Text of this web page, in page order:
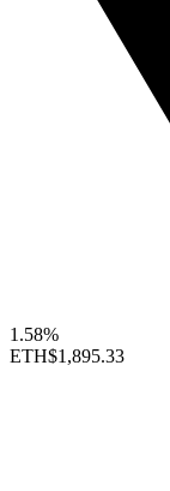
1.58%
ETH$1,895.33